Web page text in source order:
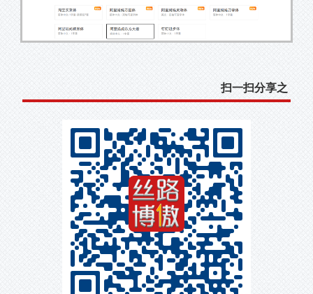
扫一扫分享之